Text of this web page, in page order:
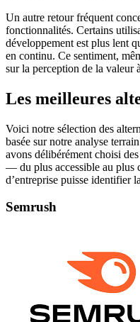
Un autre retour fréquent
fonctionnalités. Certains
développement est plus lent
en continu. Ce sentiment,
sur la perception de la valeur
Les meilleures
Voici notre sélection des
basée sur notre analyse
avons délibérément choisi
— du plus accessible au plus
d’entreprise puisse identifier
Semrush